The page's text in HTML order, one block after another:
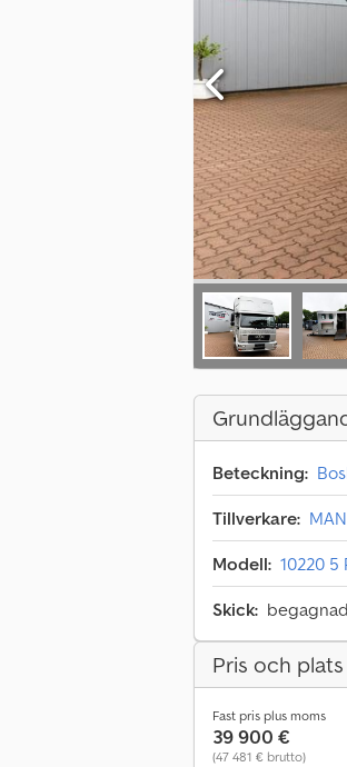
Beteckning:
Tillverkare: MAN
Modell: 10220
Skick: begagnad
Pris och plats
Fast pris plus moms
39 900 €
(47 481 € brutto)